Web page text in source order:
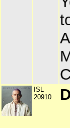
ISL
20910